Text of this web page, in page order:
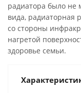
радиатора было
вида, радиаторная
со стороны
нагретой
здоровье семьи.